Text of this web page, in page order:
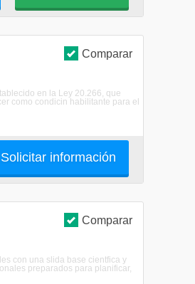
Comparar
en la Ley 20.266, que
como condicin habilitante para el
Solicitar información
Comparar
con una slida base cientfica y
preparados para planificar,